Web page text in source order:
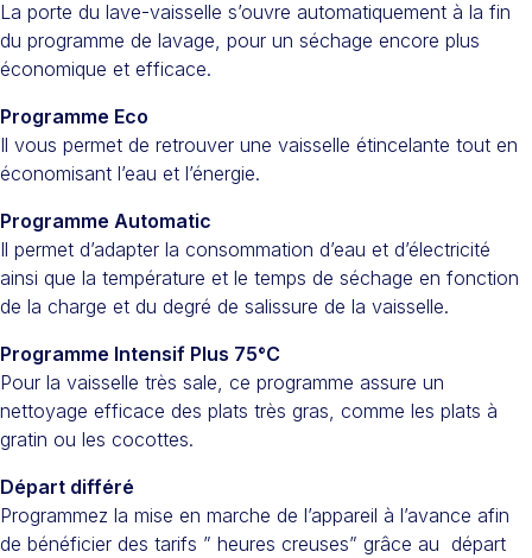
La porte du lave-vaisselle s’ouvre automatiquement à la fin
du programme de lavage, pour un séchage encore plus
économique et efficace.
Programme Eco
Il vous permet de retrouver une vaisselle étincelante tout en
économisant l’eau et l’énergie.
Programme Automatic
Il permet d’adapter la consommation d’eau et d’électricité
ainsi que la température et le temps de séchage en fonction
de la charge et du degré de salissure de la vaisselle.
Programme Intensif Plus 75°C
Pour la vaisselle très sale, ce programme assure un
nettoyage efficace des plats très gras, comme les plats à
gratin ou les cocottes.
Départ différé
Programmez la mise en marche de l’appareil à l’avance afin
de bénéficier des tarifs ” heures creuses” grâce au départ